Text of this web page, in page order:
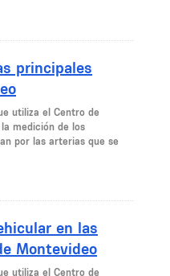
principales
utiliza el Centro de
medición de los
por las arterias que se
en las
Montevideo
utiliza el Centro de